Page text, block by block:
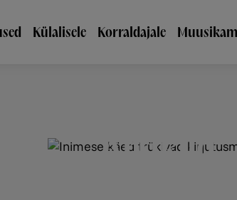
Külalisele Korraldajale
Artiklid